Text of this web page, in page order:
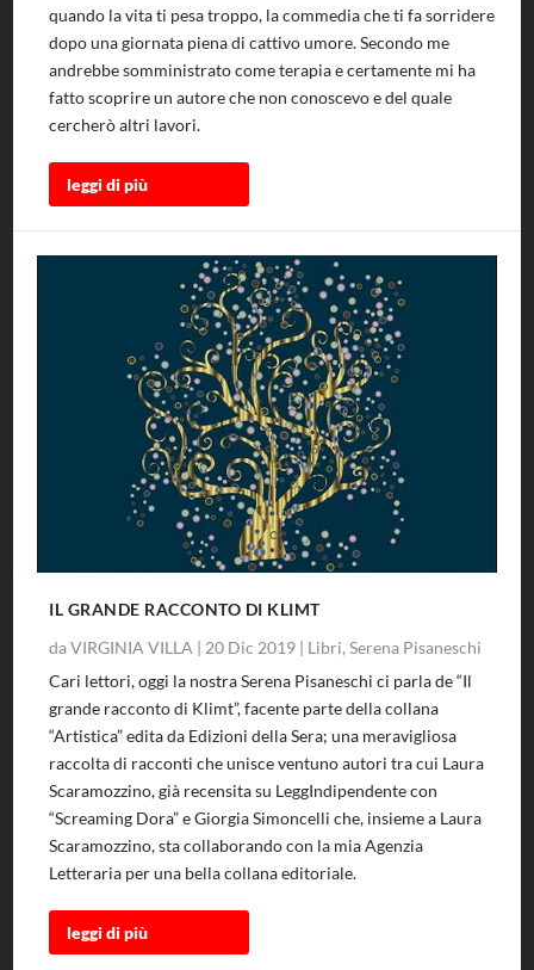
quando la vita ti pesa troppo, la commedia che ti fa sorridere
dopo una giornata piena di cattivo umore. Secondo me
andrebbe somministrato come terapia e certamente mi ha
fatto scoprire un autore che non conoscevo e del quale
cercherò altri lavori.
leggi di più
IL GRANDE RACCONTO DI KLIMT
daVIRGINIA VILLA | 20 Dic 2019 | Libri,Serena Pisaneschi
Cari lettori, oggi la nostra Serena Pisaneschi ci parla de “Il
grande racconto di Klimt”, facente parte della collana
“Artistica” edita da Edizioni della Sera; una meravigliosa
raccolta di racconti che unisce ventuno autori tra cui Laura
Scaramozzino, già recensita su LeggIndipendente con
“Screaming Dora” e Giorgia Simoncelli che, insieme a Laura
Scaramozzino, sta collaborando con la mia Agenzia
Letteraria per una bella collana editoriale.
leggi di più